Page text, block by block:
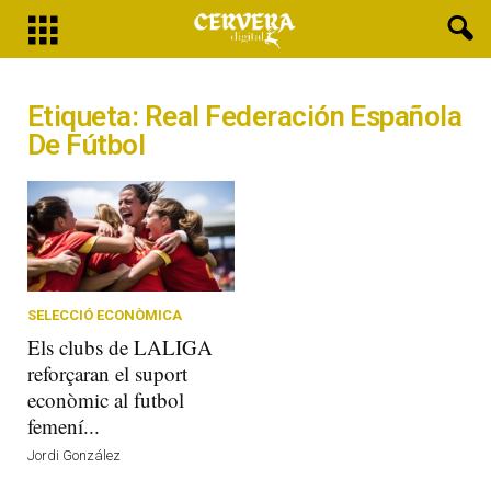
Etiqueta: Real Federación Española
De Fútbol
SELECCIÓ ECONÒMICA
Els clubs de LALIGA
reforçaran el suport
econòmic al futbol
femení...
Jordi González